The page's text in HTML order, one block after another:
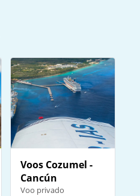
Voos Cozumel -
Cancún
Voo privado